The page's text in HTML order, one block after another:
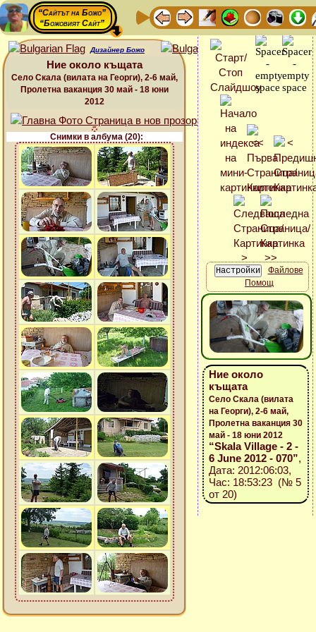
“Сайтът на Божо”
“Божовият Сайт”
Дизайнер Божо
Ние около къщата
Село Скала (вилата на Георги), 2-6 май,
Пролетна ваканция 30 май - 18 юни
2012
Снимки в албума (20):
Файлове
Помощ
Ние около
къщата
Село Скала (вилата
на Георги), 2-6 май,
Пролетна ваканция 30
май - 18 юни 2012
“Skala Village - 2 -
6 June 2012 - 070”,
Дата: 2012:06:03,
Час: 18:53:23 (№ 5
от 20)